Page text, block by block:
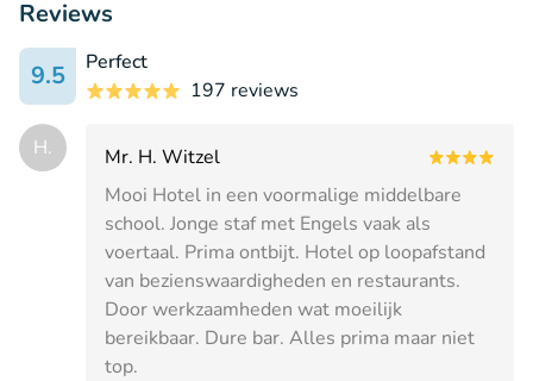
Reviews
9.5
Perfect
197 reviews
H.
Mr. H. Witzel
Mooi Hotel in een voormalige middelbare
school. Jonge staf met Engels vaak als
voertaal. Prima ontbijt. Hotel op loopafstand
van bezienswaardigheden en restaurants.
Door werkzaamheden wat moeilijk
bereikbaar. Dure bar. Alles prima maar niet
top.